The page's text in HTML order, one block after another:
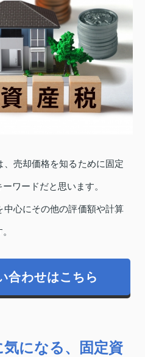
売却価格を知るために固定
ワードだと思います。
心にその他の評価額や計算
合わせはこちら
になる、固定資